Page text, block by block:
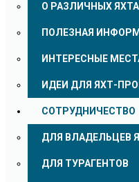
О РАЗЛИЧНЫХ
ПОЛЕЗНАЯ
ИНТЕРЕСНЫЕ
ИДЕИ ДЛЯ ЯХТ-
СОТРУДНИЧЕСТВО
ДЛЯ ВЛАДЕЛЬЦЕВ
ДЛЯ ТУРАГЕНТОВ